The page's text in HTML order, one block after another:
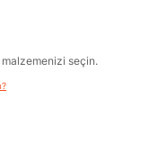
malzemenizi seçin.